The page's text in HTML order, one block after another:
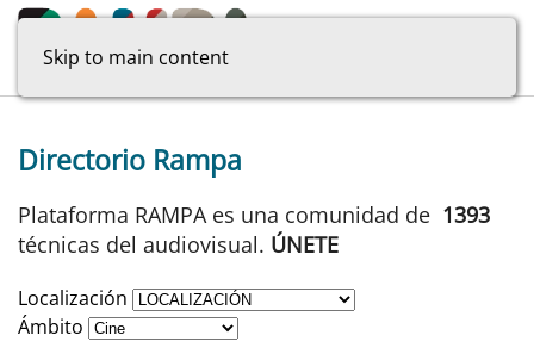
Skip to main content
Directorio Rampa
Plataforma RAMPA es una comunidad de 1393
técnicas del audiovisual. ÚNETE
Localización
Ámbito